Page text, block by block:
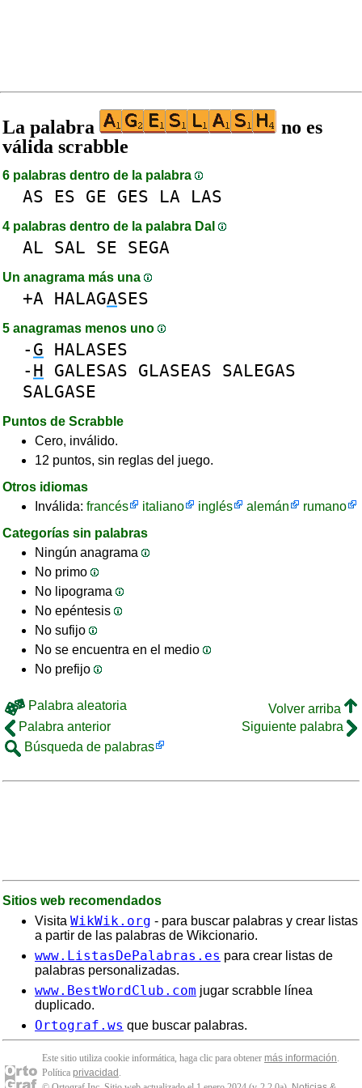
La palabra
no es
válida scrabble
6 palabras dentro de la palabra
AS ES GE GES LA LAS
4 palabras dentro de la palabra DaI
AL SAL SE SEGA
Un anagrama más una
+A HALAGASES
5 anagramas menos uno
- G HALASES
- H GALESAS GLASEAS SALEGAS
SALGASE
Puntos de Scrabble
Cero, inválido.
12 puntos, sin reglas del juego.
Otros idiomas
Inválida: francés italiano inglés alemán
rumano
Categorías sin palabras
Ningún anagrama
No primo
No lipograma
No epéntesis
No sufijo
No se encuentra en el medio
No prefijo
Palabra aleatoria
Volver arriba
Palabra anterior
Siguiente palabra
Búsqueda de palabras
Sitios web recomendados
Visita WikWik.org - para buscar palabras y crear listas
a partir de las palabras de Wikcionario.
www.ListasDePalabras.es para crear listas de
palabras personalizadas.
www.BestWordClub.com jugar scrabble línea
duplicado.
Ortograf.ws que buscar palabras.
Este sitio utiliza cookie informática, haga clic para obtener más información.
Política privacidad .